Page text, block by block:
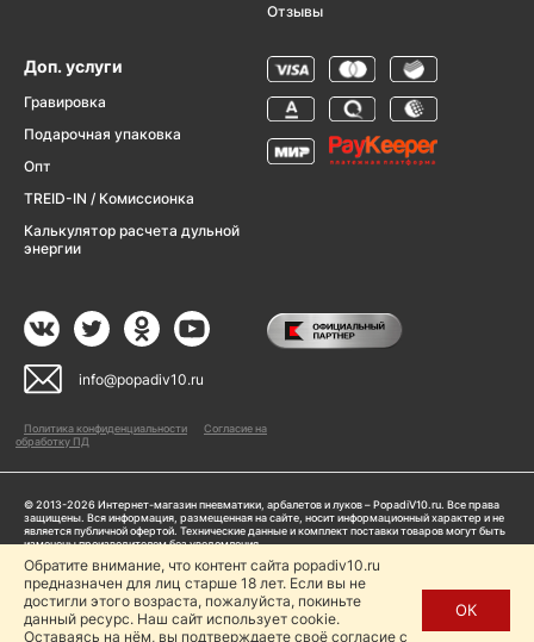
Отзывы
Доп. услуги
Гравировка
Подарочная упаковка
Опт
TREID-IN / Комиссионка
Калькулятор расчета дульной
энергии
info@popadiv10.ru
Политика конфиденциальности
Согласие на
обработку ПД
© 2013-2026 Интернет-магазин пневматики, арбалетов и луков – PopadiV10.ru. Все права
защищены. Вся информация, размещенная на сайте, носит информационный характер и не
является публичной офертой. Технические данные и комплект поставки товаров могут быть
изменены производителем без уведомления
Пользуясь сайтом Popadiv10.ru, пользователь автоматически соглашается с условиями,
прописанными в
Политике конфиденциальности
Копирование любой информации (тексты, фото, видео и др.) с сайта Popadiv10 запрещено,
за исключением наличия письменного согласия администрации сайта Popadiv10.
Обратите внимание, что контент сайта popadiv10.ru
предназначен для лиц старше 18 лет. Если вы не
достигли этого возраста, пожалуйста, покиньте
данный ресурс. Наш сайт использует cookie.
Оставаясь на нём, вы подтверждаете своё согласие с
ОК